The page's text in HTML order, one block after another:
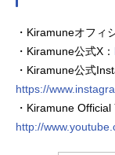
・Kiramuneオフィ
・Kiramune公式X：
・Kiramune公式
https://
・Kiramune Official
http://